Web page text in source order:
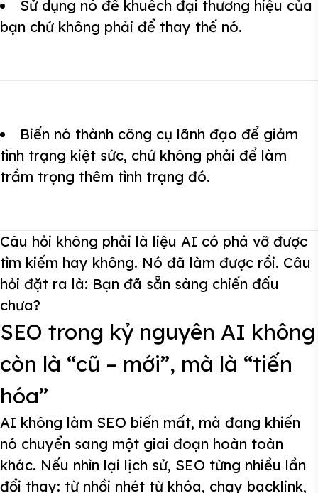
Sử dụng nó để khuếch đại thương hiệu của
bạn chứ không phải để thay thế nó.
Biến nó thành công cụ lãnh đạo để giảm
tình trạng kiệt sức, chứ không phải để làm
trầm trọng thêm tình trạng đó.
Câu hỏi không phải là liệu AI có phá vỡ được
tìm kiếm hay không. Nó đã làm được rồi. Câu
hỏi đặt ra là: Bạn đã sẵn sàng chiến đấu
chưa?
SEO trong kỷ nguyên AI không
còn là “cũ – mới”, mà là “tiến
hóa”
AI không làm SEO biến mất, mà đang khiến
nó chuyển sang một giai đoạn hoàn toàn
khác. Nếu nhìn lại lịch sử, SEO từng nhiều lần
đổi thay: từ nhồi nhét từ khóa, chạy backlink,